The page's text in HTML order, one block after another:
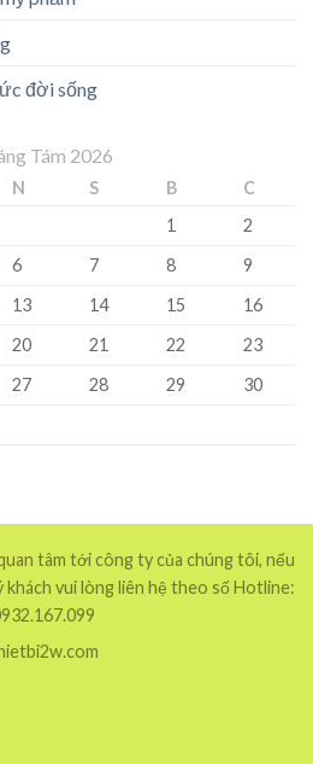
đời sống
Tám 2026
N S B
C
1
2
6 7 8
9
13 14 15
16
20 21 22
23
27 28 29
30
tâm tới công ty của chúng tôi, nếu
vui lòng liên hệ theo số Hotline: